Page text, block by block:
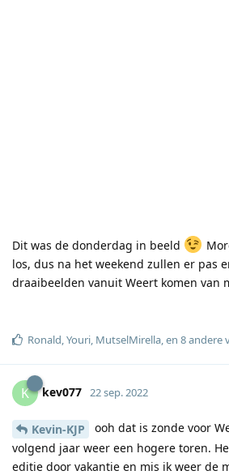
Dit was de donderdag in beeld
los, dus na het weekend zullen er pas
draaibeelden vanuit Weert komen van
Ronald,Youri, MutselMirella, en 8andere
K kev077 22 sep. 2022
Kevin-KJP
ooh dat is zonde voor
volgend jaar weer een hogere toren.
editie door vakantie en mis ik weer de